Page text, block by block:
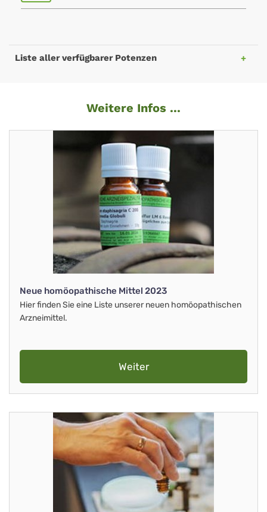
Liste aller verfügbarer Potenzen
Weitere Infos ...
Neue homöopathische Mittel 2023
Hier finden Sie eine Liste unserer neuen homöopathischen
Arzneimittel.
Weiter